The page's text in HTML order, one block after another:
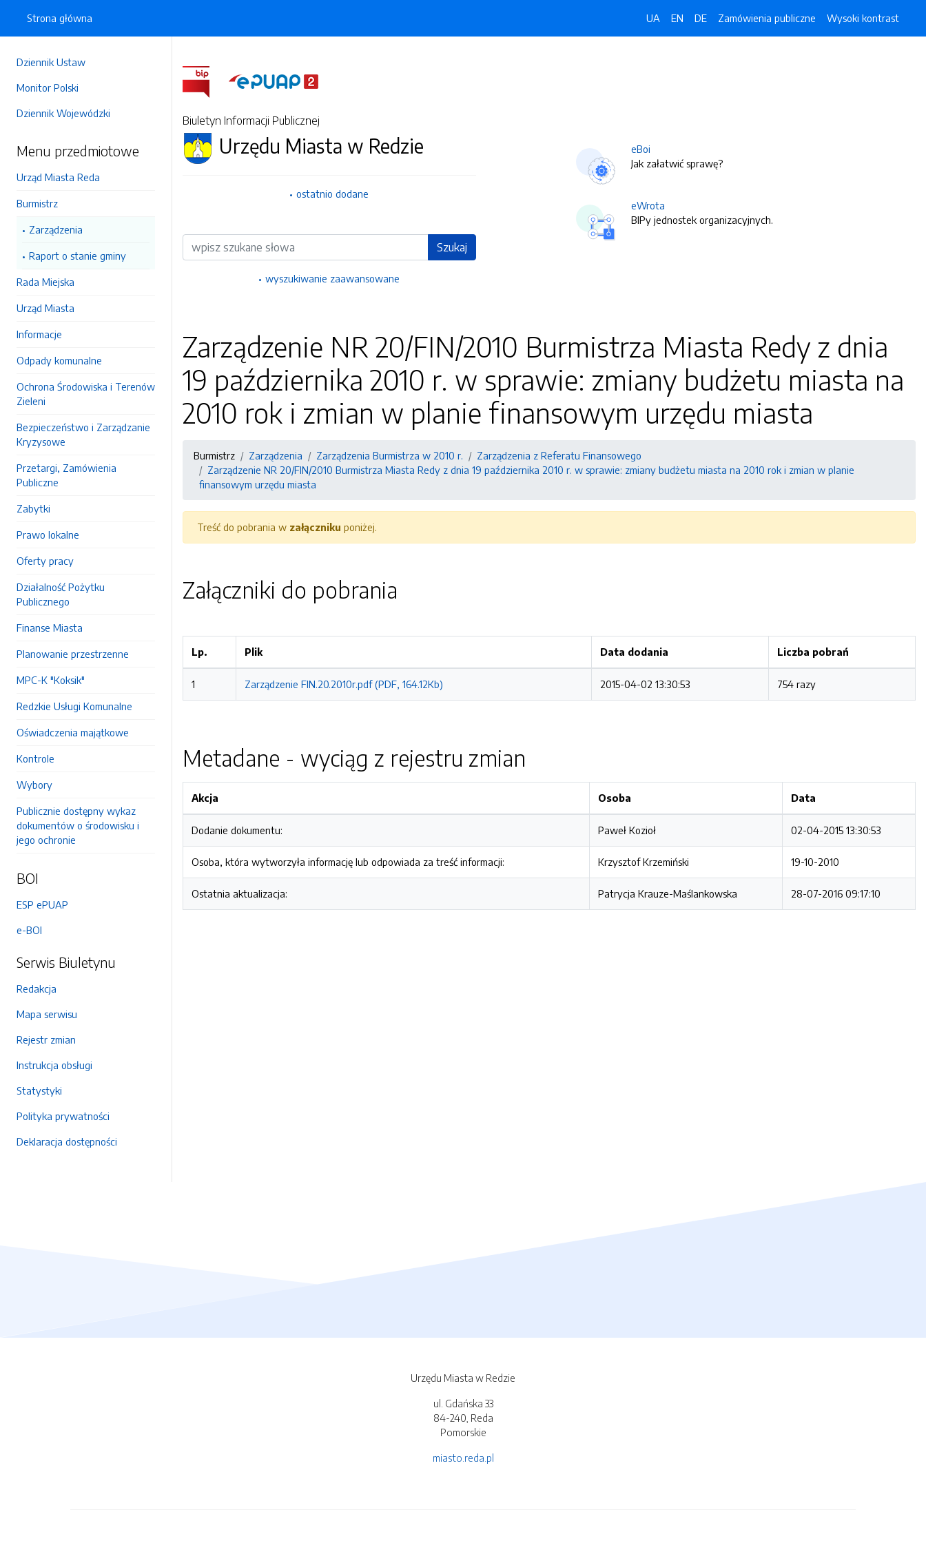
Dziennik Ustaw
Monitor Polski
Dziennik Wojewódzki
Menu przedmiotowe
Urząd Miasta Reda
Burmistrz
Zarządzenia
Raport o stanie gminy
Rada Miejska
Urząd Miasta
Informacje
Odpady komunalne
Ochrona Środowiska i Terenów
Zieleni
Bezpieczeństwo i Zarządzanie
Kryzysowe
Przetargi, Zamówienia
Publiczne
Zabytki
Prawo lokalne
Oferty pracy
Działalność Pożytku
Publicznego
Finanse Miasta
Planowanie przestrzenne
MPC-K "Koksik"
Redzkie Usługi Komunalne
Oświadczenia majątkowe
Kontrole
Wybory
Publicznie dostępny wykaz
dokumentów o środowisku i
jego ochronie
BOI
ESP ePUAP
e-BOI
Serwis Biuletynu
Redakcja
Mapa serwisu
Rejestr zmian
Instrukcja obsługi
Statystyki
Polityka prywatności
Deklaracja dostępności
Strona główna UA EN DE Zamówienia publiczne Wysoki kontrast
Biuletyn Informacji Publicznej
Urzędu Miasta w Redzie
ostatnio dodane
Wyszukiwarka Szukaj
wyszukiwanie zaawansowane
eBoi
Jak załatwić sprawę?
eWrota
BIPy jednostek organizacyjnych.
Zarządzenie NR 20/FIN/2010 Burmistrza Miasta Redy z dnia
19 października 2010 r. w sprawie: zmiany budżetu miasta na
2010 rok i zmian w planie finansowym urzędu miasta
Burmistrz Zarządzenia Zarządzenia Burmistrza w 2010 r.
Zarządzenia z Referatu Finansowego
Zarządzenie NR 20/FIN/2010 Burmistrza Miasta Redy z dnia 19 października 2010 r. w sprawie: zmiany budżetu miasta na 2010 rok i zmian w planie
finansowym urzędu miasta
Treść do pobrania w załączniku poniżej.
Załączniki do pobrania
Lp. Plik Data dodania Liczba pobrań
1 Zarządzenie FIN.20.2010r.pdf (PDF, 164.12Kb) 2015-04-02 13:30:53 754 razy
Metadane - wyciąg z rejestru zmian
Akcja Osoba Data
Dodanie dokumentu: Paweł Kozioł 02-04-2015 13:30:53
Osoba, która wytworzyła informację lub odpowiada za treść informacji: Krzysztof Krzemiński 19-10-2010
Ostatnia aktualizacja: Patrycja Krauze-Maślankowska 28-07-2016 09:17:10
Urzędu Miasta w Redzie
ul. Gdańska 33
84-240, Reda
Pomorskie
miasto.reda.pl